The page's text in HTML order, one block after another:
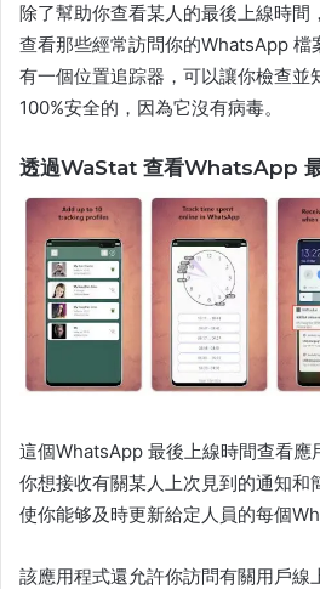
除了幫助你查看某人的最後上線時間
查看那些經常訪問你的WhatsApp 檔
有一個位置追踪器，可以讓你檢查並
100%安全的，因為它沒有病毒。
透過WaStat 查看WhatsApp
這個WhatsApp 最後上線時間查看應
你想接收有關某人上次見到的通知和
使你能够及時更新給定人員的每個
該應用程式還允許你訪問有關用戶線